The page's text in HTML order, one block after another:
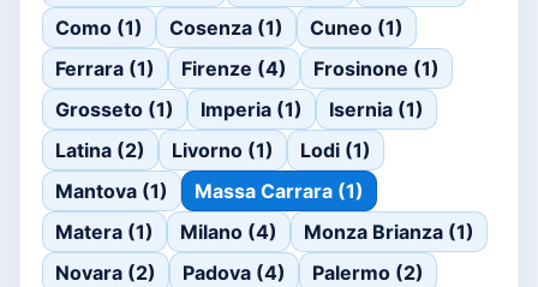
Como (1)
Cosenza (1)
Cuneo (1)
Ferrara (1)
Firenze (4)
Frosinone (1)
Grosseto (1)
Imperia (1)
Isernia (1)
Latina (2)
Livorno (1)
Lodi (1)
Mantova (1)
Massa Carrara (1)
Matera (1)
Milano (4)
Monza Brianza (1)
Novara (2)
Padova (4)
Palermo (2)